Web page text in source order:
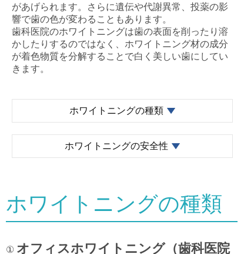
があげられます。さらに遺伝や代謝異常、投薬の影
響で歯の色が変わることもあります。
歯科医院のホワイトニングは歯の表面を削ったり溶
かしたりするのではなく、ホワイトニング材の成分
が着色物質を分解することで白く美しい歯にしてい
きます。
ホワイトニングの種類
ホワイトニングの安全性
ホワイトニングの種類
① オフィスホワイトニング（歯科医院